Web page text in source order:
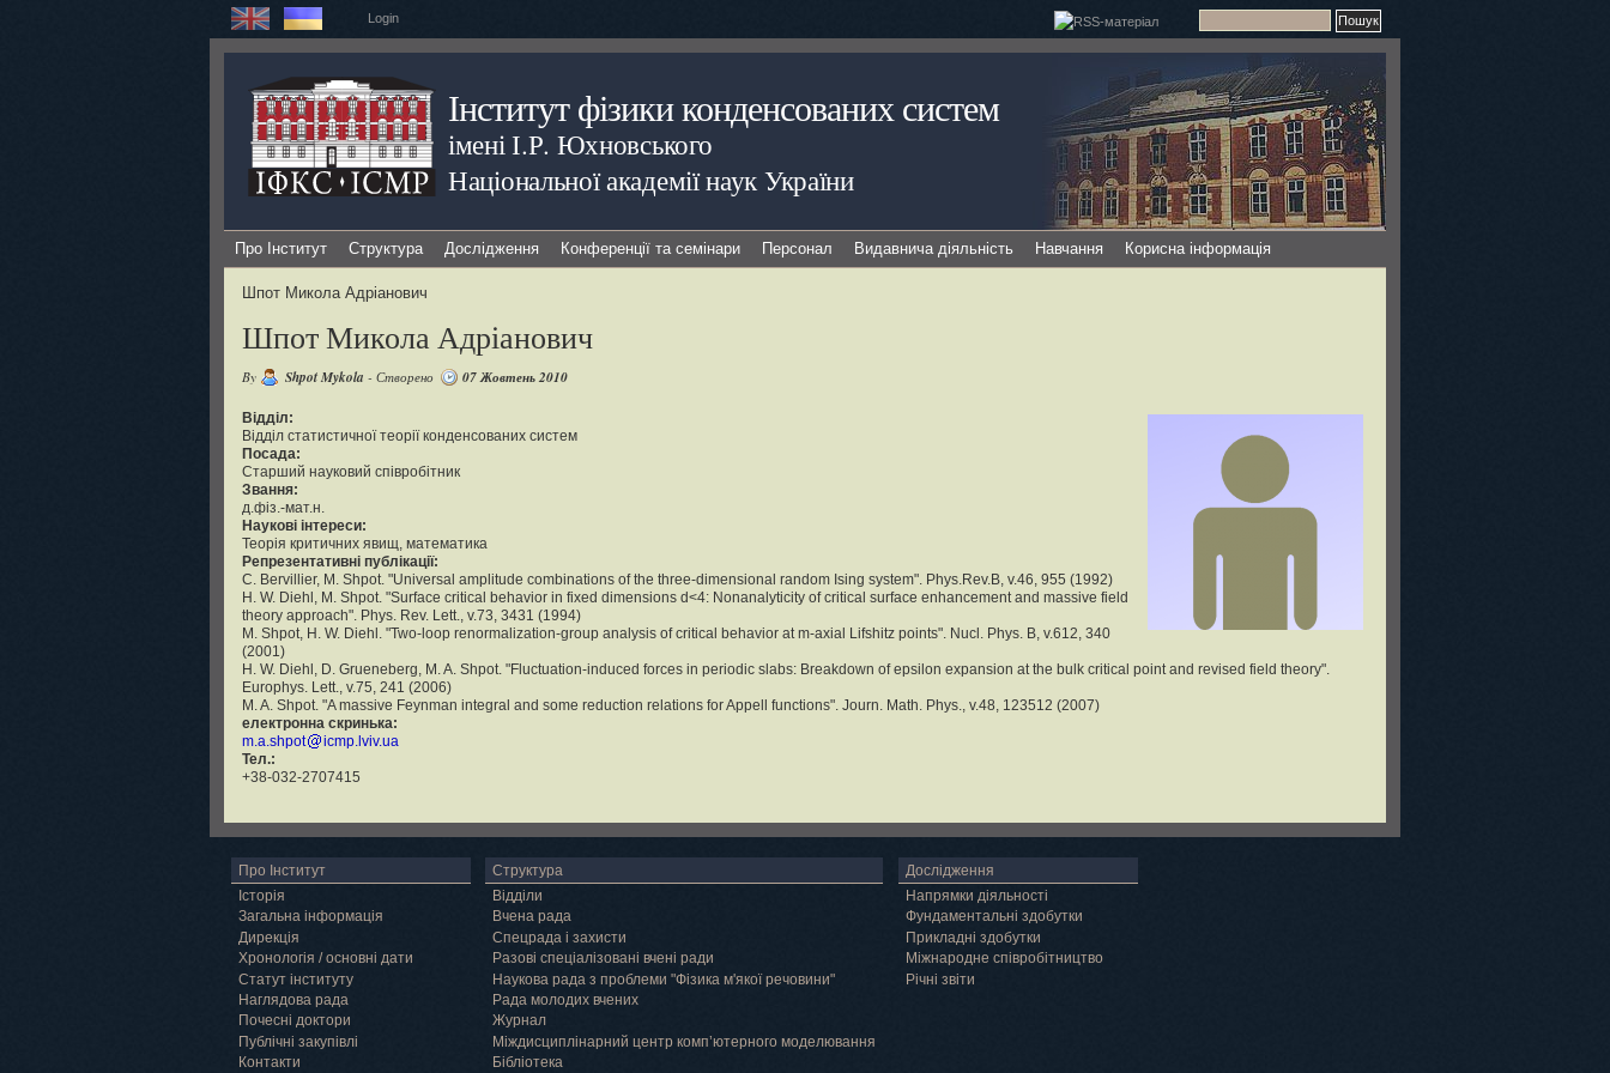
Login
Інститут фізики конденсованих систем
імені І.Р. Юхновського
Національної академії наук України
Про Інститут Структура Дослідження Конференції та семінари Персонал Видавнича діяльність Навчання Корисна інформація
Шпот Микола Адріанович
Шпот Микола Адріанович
By Shpot Mykola - Створено 07 Жовтень 2010
Відділ:
Відділ статистичної теорії конденсованих систем
Посада:
Старший науковий співробітник
Звання:
д.фіз.-мат.н.
Наукові інтереси:
Теорія критичних явищ, математика
Репрезентативні публікації:
C. Bervillier, M. Shpot. "Universal amplitude combinations of the three-dimensional random Ising system". Phys.Rev.B, v.46, 955 (1992)
H. W. Diehl, M. Shpot. "Surface critical behavior in fixed dimensions d<4: Nonanalyticity of critical surface enhancement and massive field
theory approach". Phys. Rev. Lett., v.73, 3431 (1994)
M. Shpot, H. W. Diehl. "Two-loop renormalization-group analysis of critical behavior at m-axial Lifshitz points". Nucl. Phys. B, v.612, 340
(2001)
H. W. Diehl, D. Grueneberg, M. A. Shpot. "Fluctuation-induced forces in periodic slabs: Breakdown of epsilon expansion at the bulk critical point and revised field theory".
Europhys. Lett., v.75, 241 (2006)
M. A. Shpot. "A massive Feynman integral and some reduction relations for Appell functions". Journ. Math. Phys., v.48, 123512 (2007)
електронна скринька:
m.a.shpot
icmp.lviv.ua
Тел.:
+38-032-2707415
Про Інститут
Історія
Загальна інформація
Дирекція
Хронологія / основні дати
Статут інституту
Наглядова рада
Почесні доктори
Публічні закупівлі
Контакти
Структура
Відділи
Вчена рада
Спецрада і захисти
Разові спеціалізовані вчені ради
Наукова рада з проблеми "Фізика м'якої речовини"
Рада молодих вчених
Журнал
Міждисциплінарний центр комп’ютерного моделювання
Бібліотека
Дослідження
Напрямки діяльності
Фундаментальні здобутки
Прикладні здобутки
Міжнародне співробітництво
Річні звіти